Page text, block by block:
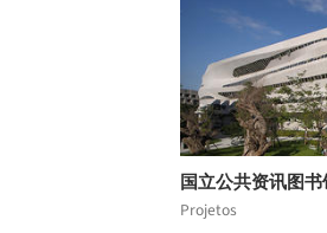
国立公共资讯图书
Projetos